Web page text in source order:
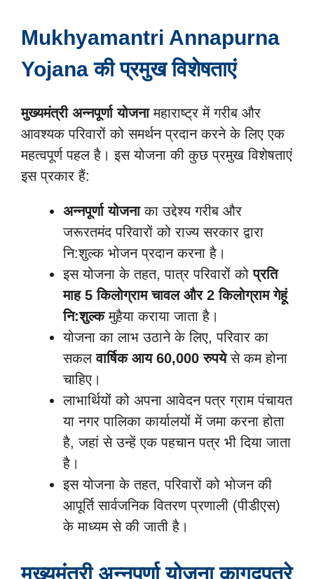
Mukhyamantri Annapurna
Yojana की प्रमुख विशेषताएं
मुख्यमंत्री अन्नपूर्णा योजनामहाराष्ट्र में गरीब और
आवश्यक परिवारों को समर्थन प्रदान करने के लिए एक
महत्वपूर्ण पहल है। इस योजना की कुछ प्रमुख विशेषताएं
इस प्रकार हैं:
अन्नपूर्णा योजनाका उद्देश्य गरीब और
जरूरतमंद परिवारों को राज्य सरकार द्वारा
नि:शुल्क भोजन प्रदान करना है।
इस योजना के तहत, पात्र परिवारों कोप्रति
माह 5 किलोग्राम चावल और 2 किलोग्राम गेहूं
नि:शुल्कमुहैया कराया जाता है।
योजना का लाभ उठाने के लिए, परिवार का
सकलवार्षिक आय 60,000 रुपयेसे कम होना
चाहिए।
लाभार्थियों को अपना आवेदन पत्र ग्राम पंचायत
या नगर पालिका कार्यालयों में जमा करना होता
है, जहां से उन्हें एक पहचान पत्र भी दिया जाता
है।
इस योजना के तहत, परिवारों को भोजन की
आपूर्ति सार्वजनिक वितरण प्रणाली (पीडीएस)
के माध्यम से की जाती है।
मुख्यमंत्री अन्नपूर्णा योजना कागदपत्रे